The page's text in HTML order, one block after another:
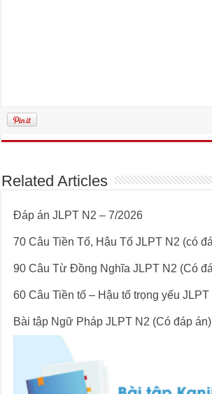
Related Articles
Đáp án JLPT N2 – 7/2026
70 Câu Tiền Tố, Hậu Tố JLPT N2 (có
90 Câu Từ Đồng Nghĩa JLPT N2 (Có
60 Câu Tiền tố – Hậu tố trọng yếu
Bài tập Ngữ Pháp JLPT N2 (Có đáp án)